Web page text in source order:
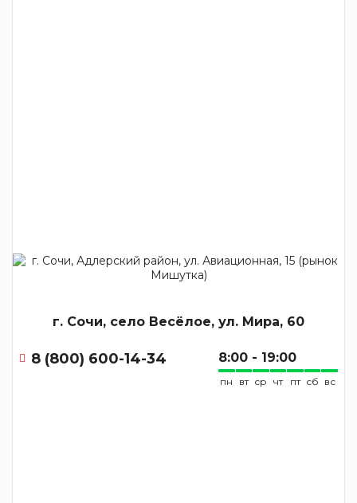
г. Сочи, село Весёлое, ул. Мира, 60
8 (800) 600-14-34 8:00 - 19:00
пн вт ср чт пт сб вс